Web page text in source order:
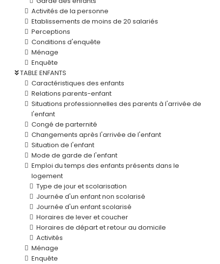
Activités de la personne
Etablissements de moins de 20 salariés
Perceptions
Conditions d'enquête
Ménage
Enquête
TABLE ENFANTS
Caractéristiques des enfants
Relations parents-enfant
Situations professionnelles des parents à l'arrivée de
l'enfant
Congé de parternité
Changements après l'arrivée de l'enfant
Situation de l'enfant
Mode de garde de l'enfant
Emploi du temps des enfants présents dans le
logement
Type de jour et scolarisation
Journée d'un enfant non scolarisé
Journée d'un enfant scolarisé
Horaires de lever et coucher
Horaires de départ et retour au domicile
Activités
Ménage
Enquête